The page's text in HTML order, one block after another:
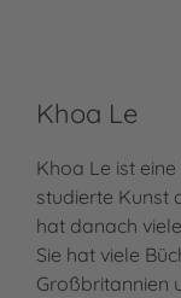
Khoa Le
Khoa Le ist
studierte Kunst
hat danach
Sie hat viele
Großbritannien